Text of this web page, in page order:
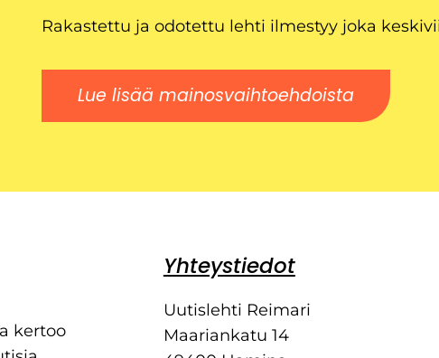
Rakastettu ja odotettu lehti ilmestyy joka
Lue lisää mainosvaihtoehdoista
kertoo
Yhteystiedot
Uutislehti Reimari
Maariankatu 14